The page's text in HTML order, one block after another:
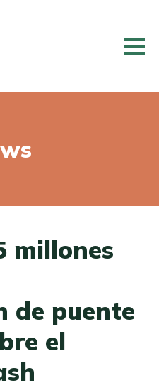
millones
de puente
el